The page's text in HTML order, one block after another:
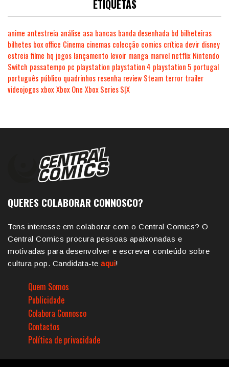
ETIQUETAS
anime antestreia análise asa bancas banda desenhada bd bilheteiras
bilhetes box office Cinema cinemas colecção comics crítica devir disney
estreia filme hq jogos lançamento levoir manga marvel netflix Nintendo
Switch passatempo pc playstation playstation 4 playstation 5 portugal
português público quadrinhos resenha review Steam terror trailer
videojogosxboxXbox One Xbox Series S|X
QUERES COLABORAR CONNOSCO?
Tens interesse em colaborar com o Central Comics? O
Central Comics procura pessoas apaixonadas e
motivadas para desenvolver e escrever conteúdo sobre
cultura pop. Candidata-te aqui!
Quem Somos
Publicidade
Colabora Connosco
Contactos
Política de privacidade